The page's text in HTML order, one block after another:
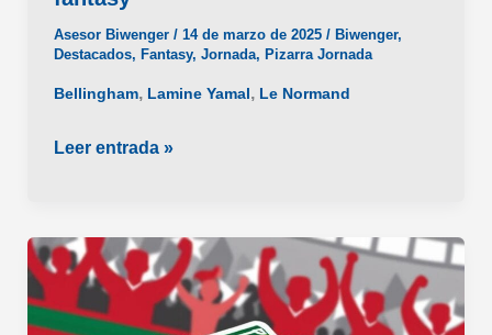
Asesor Biwenger / 14 de marzo de 2025 / Biwenger,
Destacados, Fantasy, Jornada, Pizarra Jornada
Bellingham, Lamine Yamal, Le Normand
La
Jornada
28:
claves
Leer entrada »